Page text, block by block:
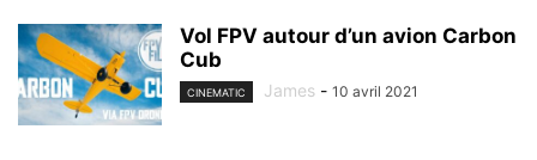
Vol FPV autour d’un avion Carbon
Cub
CINEMATIC James - 10 avril 2021